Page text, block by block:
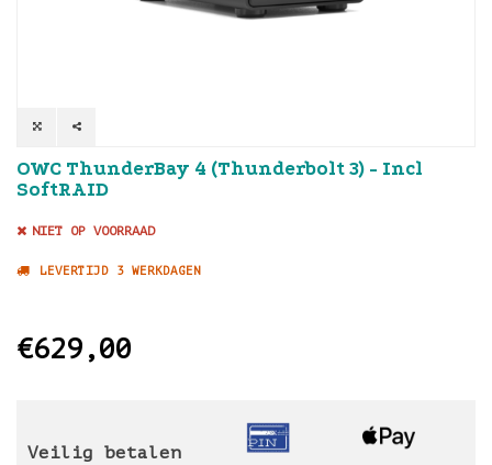
OWC ThunderBay 4 (Thunderbolt 3) - Incl
SoftRAID
NIET OP VOORRAAD
LEVERTIJD 3 WERKDAGEN
€629,00
Veilig betalen